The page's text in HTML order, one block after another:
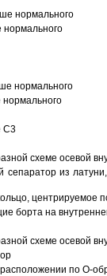
нормального
нормального
нормального
C3
схеме осевой
из
центрируемое
борта на
схеме осевой
по О-